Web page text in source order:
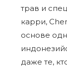
трав и
карри,
основе
даже те,